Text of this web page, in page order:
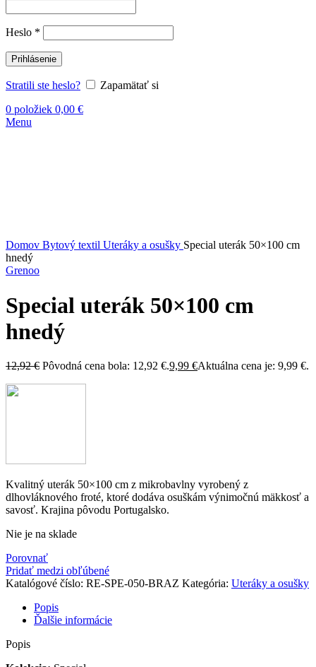
Heslo *
Prihlásenie
Stratili ste heslo?
Zapamätať si
0 položiek 0,00 €
Menu
Domov Bytový textil Uteráky a osušky Special uterák 50×100 cm
hnedý
Grenoo
Special uterák 50×100 cm
hnedý
12,92€ Pôvodná cena bola: 12,92 €.9,99 €Aktuálna cena je: 9,99 €.
Kvalitný uterák 50×100 cm z mikrobavlny vyrobený z
dlhovláknového froté, ktoré dodáva osuškám výnimočnú mäkkosť a
savosť. Krajina pôvodu Portugalsko.
Nie je na sklade
Porovnať
Pridať medzi obľúbené
Katalógové číslo: RE-SPE-050-BRAZ Kategória: Uteráky a osušky
Popis
Ďalšie informácie
Popis